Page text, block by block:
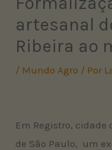
artesanal
Ribeira ao
/ Mundo Agro / Por
Em Registro, cidade
de São Paulo, um